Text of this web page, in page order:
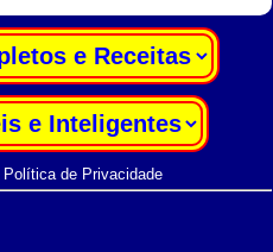
Política de Privacidade